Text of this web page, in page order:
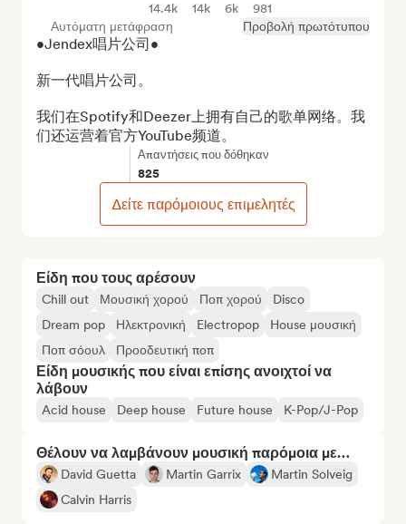
Είδη που τους αρέσουν
Chill out Μουσική χορού Ποπ χορού
Disco
Dream pop
Ηλεκτρονική Electropop
House μουσική
Ποπ σόουλ
Προοδευτική ποπ
Είδη μουσικής που είναι επίσης ανοιχτοί να
λάβουν
Acid house Deep house Future house K-Pop/J-Pop
Θέλουν να λαμβάνουν μουσική παρόμοια με…
David Guetta Martin Garrix
Martin Solveig
Calvin Harris
14.4k 14k 6k
981
Αυτόματη μετάφραση
Προβολή πρωτότυπου
•Jendex唱片公司•
新一代唱片公司。
我们在Spotify和Deezer上拥有自己的歌单网络。我
们还运营着官方YouTube频道。
Απαντήσεις που δόθηκαν
825
Δείτε παρόμοιους επιμελητές